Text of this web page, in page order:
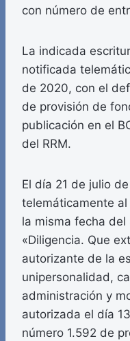
con número de
La indicada
notificada
de 2020, con el
de provisión de
publicación en el
del RRM.
El día 21 de julio
telemáticamente
la misma fecha
«Diligencia. Que
autorizante de la
unipersonalidad,
administración y
autorizada el día
número 1.592 de